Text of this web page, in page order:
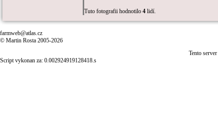
Tuto fotografii hodnotilo 4 lidí.
farmweb@atlas.cz
© Martin Rosta 2005-2026
Tento
Script vykonan za: 0.002924919128418.s